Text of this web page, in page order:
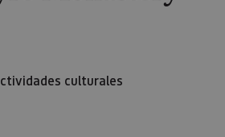
culturales